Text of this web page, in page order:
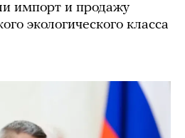
импорт и продажу
экологического класса